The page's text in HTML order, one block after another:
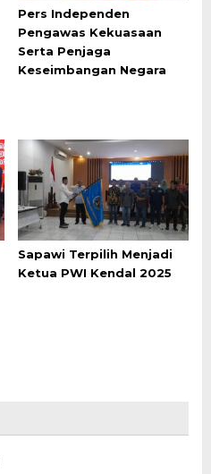
Pers Independen
Pengawas Kekuasaan
Serta Penjaga
Keseimbangan Negara
Sapawi Terpilih Menjadi
Ketua PWI Kendal 2025